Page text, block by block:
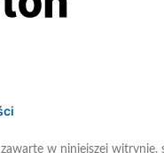
w niniejszej witrynie,